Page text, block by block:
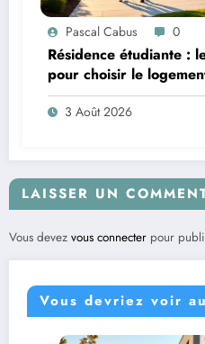
Pascal Cabus 0
Résidence étudiante :
pour choisir le
son campus
3 Août 2026
LAISSER UN
Vous devez vous connecter pour
Vous devriez voir